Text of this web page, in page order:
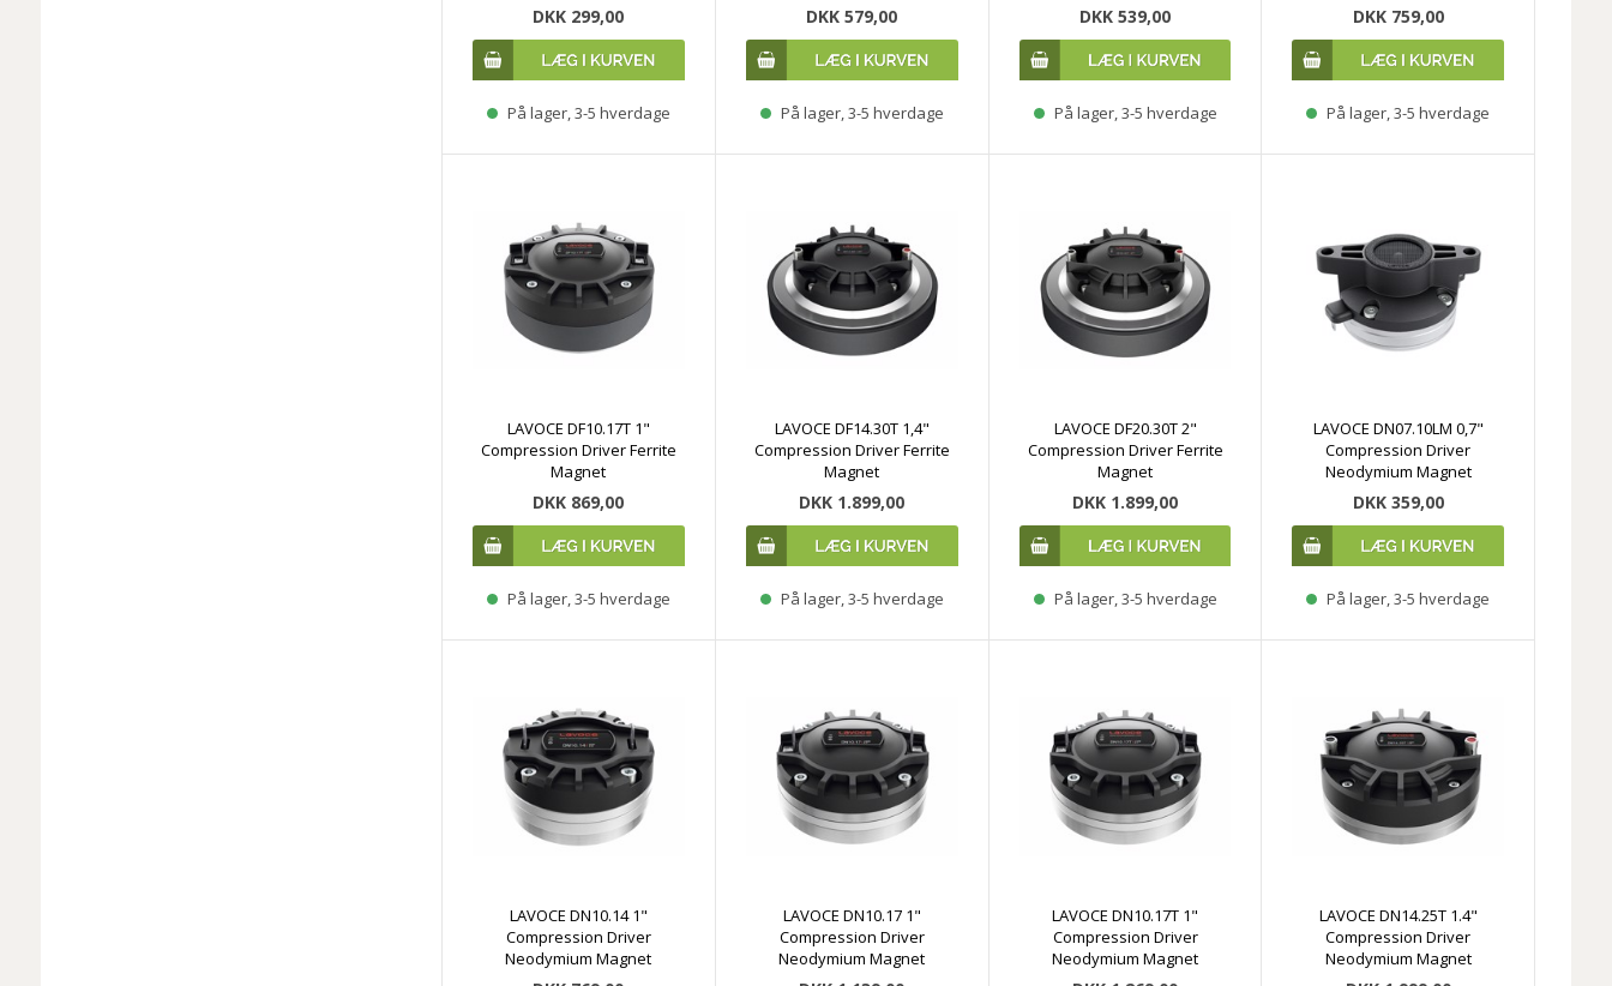
DKK 299,00
På lager, 3-5 hverdage
DKK 579,00
På lager, 3-5 hverdage
DKK 539,00
På lager, 3-5 hverdage
DKK 759,00
På lager, 3-5 hverdage
LAVOCE DF10.17T 1"
Compression Driver Ferrite
Magnet
DKK 869,00
På lager, 3-5 hverdage
LAVOCE DF14.30T 1,4"
Compression Driver Ferrite
Magnet
DKK 1.899,00
På lager, 3-5 hverdage
LAVOCE DF20.30T 2"
Compression Driver Ferrite
Magnet
DKK 1.899,00
På lager, 3-5 hverdage
LAVOCE DN07.10LM 0,7"
Compression Driver
Neodymium Magnet
DKK 359,00
På lager, 3-5 hverdage
LAVOCE DN10.14 1"
Compression Driver
Neodymium Magnet
LAVOCE DN10.17 1"
Compression Driver
Neodymium Magnet
LAVOCE DN10.17T 1"
Compression Driver
Neodymium Magnet
LAVOCE DN14.25T 1.4"
Compression Driver
Neodymium Magnet